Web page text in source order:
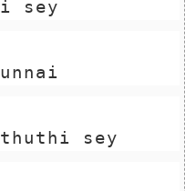
sey
sey